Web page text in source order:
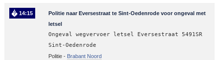
14:15
Politie naar Eversestraat te Sint-Oedenrode voor ongeval met
letsel
Ongeval wegvervoer letsel Eversestraat 5491SR
Sint-Oedenrode
Politie - Brabant Noord